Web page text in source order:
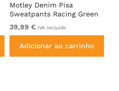
Motley Denim Pisa
Sweatpants Racing Green
39,99 € IVA incluído
Adicionar ao carrinho